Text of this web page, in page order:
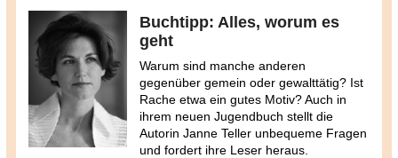
Buchtipp: Alles, worum es
geht
Warum sind manche anderen
gegenüber gemein oder gewalttätig? Ist
Rache etwa ein gutes Motiv? Auch in
ihrem neuen Jugendbuch stellt die
Autorin Janne Teller unbequeme Fragen
und fordert ihre Leser heraus.